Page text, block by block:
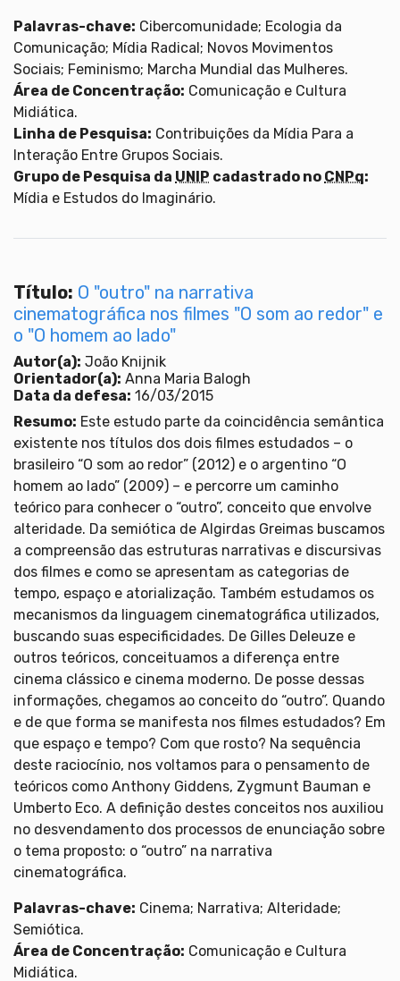
Palavras-chave: Cibercomunidade; Ecologia da
Comunicação; Mídia Radical; Novos Movimentos
Sociais; Feminismo; Marcha Mundial das Mulheres.
Área de Concentração: Comunicação e Cultura
Midiática.
Linha de Pesquisa: Contribuições da Mídia Para a
Interação Entre Grupos Sociais.
Grupo de Pesquisa da UNIP cadastrado no CNPq:
Mídia e Estudos do Imaginário.
Título: O "outro" na narrativa
cinematográfica nos filmes "O som ao redor" e
o "O homem ao lado"
Autor(a): João Knijnik
Orientador(a): Anna Maria Balogh
Data da defesa: 16/03/2015
Resumo: Este estudo parte da coincidência semântica
existente nos títulos dos dois filmes estudados – o
brasileiro “O som ao redor” (2012) e o argentino “O
homem ao lado” (2009) – e percorre um caminho
teórico para conhecer o “outro”, conceito que envolve
alteridade. Da semiótica de Algirdas Greimas buscamos
a compreensão das estruturas narrativas e discursivas
dos filmes e como se apresentam as categorias de
tempo, espaço e atorialização. Também estudamos os
mecanismos da linguagem cinematográfica utilizados,
buscando suas especificidades. De Gilles Deleuze e
outros teóricos, conceituamos a diferença entre
cinema clássico e cinema moderno. De posse dessas
informações, chegamos ao conceito do “outro”. Quando
e de que forma se manifesta nos filmes estudados? Em
que espaço e tempo? Com que rosto? Na sequência
deste raciocínio, nos voltamos para o pensamento de
teóricos como Anthony Giddens, Zygmunt Bauman e
Umberto Eco. A definição destes conceitos nos auxiliou
no desvendamento dos processos de enunciação sobre
o tema proposto: o “outro” na narrativa
cinematográfica.
Palavras-chave: Cinema; Narrativa; Alteridade;
Semiótica.
Área de Concentração: Comunicação e Cultura
Midiática.